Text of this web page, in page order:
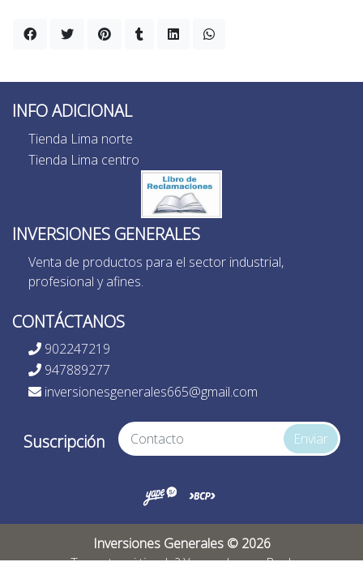
INFO ADICIONAL
Tienda Lima norte
Tienda Lima centro
INVERSIONES GENERALES
Venta de productos para el sector industrial,
profesional y afines.
CONTÁCTANOS
902247219
947889277
inversionesgenerales665@gmail.com
Suscripción Enviar
Inversiones Generales © 2026